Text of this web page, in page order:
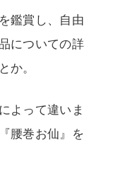
鑑賞し、自由
についての詳
か。
よって違いま
腰巻お仙』を